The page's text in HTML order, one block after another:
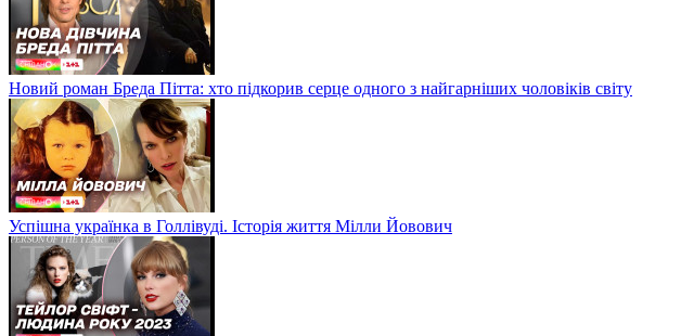
Новий роман Бреда Пітта: хто підкорив серце одного з найгарніших чоловіків світу
Успішна українка в Голлівуді. Історія життя Мілли Йовович